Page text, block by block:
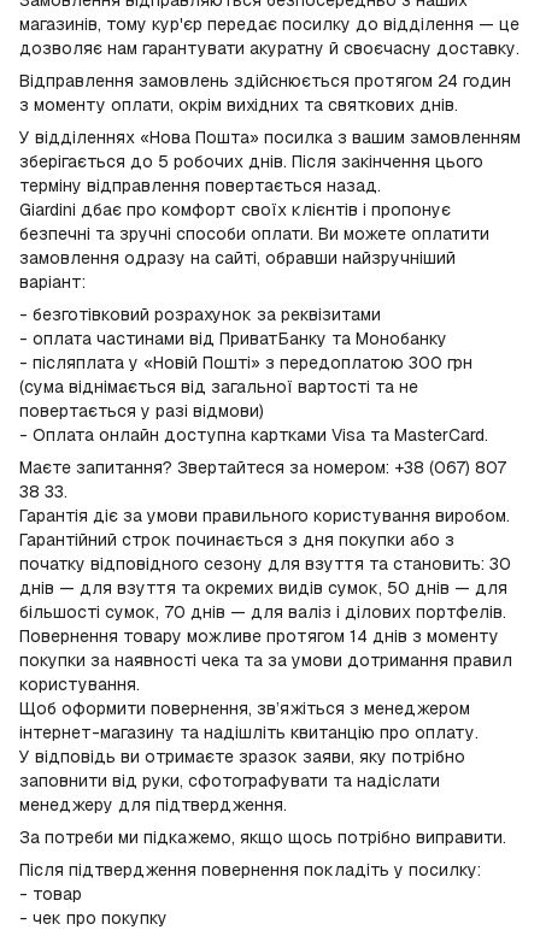
магазинів, тому кур'єр передає посилку до відділення — це
дозволяє нам гарантувати акуратну й своєчасну доставку.
Відправлення замовлень здійснюється протягом 24 годин
з моменту оплати, окрім вихідних та святкових днів.
У відділеннях «Нова Пошта» посилка з вашим замовленням
зберігається до 5 робочих днів. Після закінчення цього
терміну відправлення повертається назад.
Giardini дбає про комфорт своїх клієнтів і пропонує
безпечні та зручні способи оплати. Ви можете оплатити
замовлення одразу на сайті, обравши найзручніший
варіант:
- безготівковий розрахунок за реквізитами
- оплата частинами від ПриватБанку та Монобанку
- післяплата у «Новій Пошті» з передоплатою 300 грн
(сума віднімається від загальної вартості та не
повертається у разі відмови)
- Оплата онлайн доступна картками Visa та MasterCard.
Маєте запитання? Звертайтеся за номером: +38 (067) 807
38 33.
Гарантія діє за умови правильного користування виробом.
Гарантійний строк починається з дня покупки або з
початку відповідного сезону для взуття та становить: 30
днів — для взуття та окремих видів сумок, 50 днів — для
більшості сумок, 70 днів — для валіз і ділових портфелів.
Повернення товару можливе протягом 14 днів з моменту
покупки за наявності чека та за умови дотримання правил
користування.
Щоб оформити повернення, зв’яжіться з менеджером
інтернет-магазину та надішліть квитанцію про оплату.
У відповідь ви отримаєте зразок заяви, яку потрібно
заповнити від руки, сфотографувати та надіслати
менеджеру для підтвердження.
За потреби ми підкажемо, якщо щось потрібно виправити.
Після підтвердження повернення покладіть у посилку:
- товар
- чек про покупку